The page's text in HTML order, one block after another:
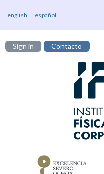
english español
Sign in Contacto